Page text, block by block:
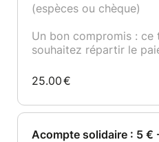
(espèces ou chèque)
Un bon compromis :
souhaitez répartir le
25.00€
Acompte solidaire : 5 €